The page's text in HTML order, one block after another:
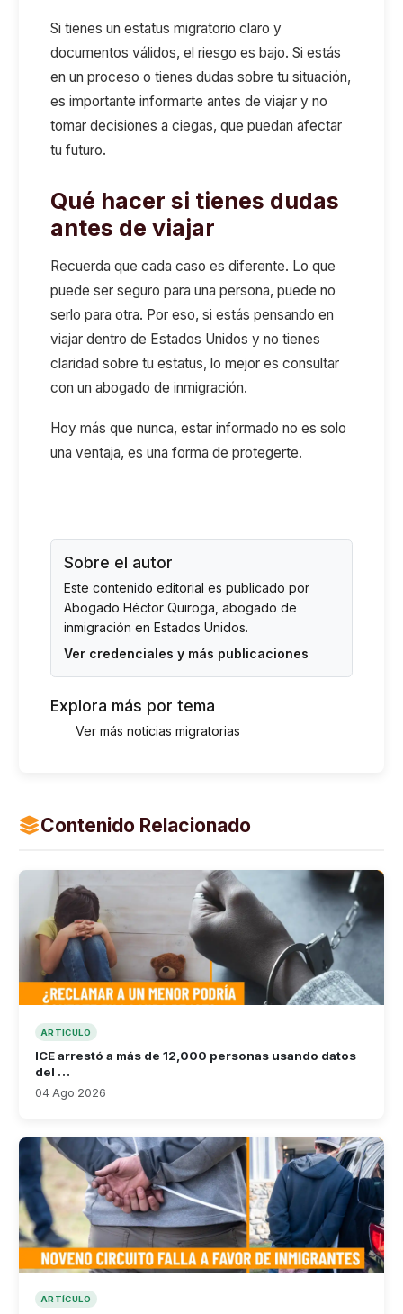
Si tienes un estatus migratorio claro y
documentos válidos, el riesgo es bajo. Si estás
en un proceso o tienes dudas sobre tu situación,
es importante informarte antes de viajar y no
tomar decisiones a ciegas, que puedan afectar
tu futuro.
Qué hacer si tienes dudas
antes de viajar
Recuerda que cada caso es diferente. Lo que
puede ser seguro para una persona, puede no
serlo para otra. Por eso, si estás pensando en
viajar dentro de Estados Unidos y no tienes
claridad sobre tu estatus, lo mejor es consultar
con un abogado de inmigración.
Hoy más que nunca, estar informado no es solo
una ventaja, es una forma de protegerte.
Sobre el autor
Este contenido editorial es publicado por
Abogado Héctor Quiroga , abogado de
inmigración en Estados Unidos.
Ver credenciales y más publicaciones
Explora más por tema
Ver más noticias migratorias
Contenido Relacionado
ARTÍCULO
ICE arrestó a más de 12,000 personas usando datos
del …
04 Ago 2026
ARTÍCULO